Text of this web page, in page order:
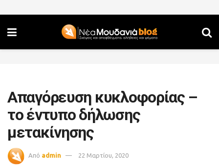
Απαγόρευση κυκλοφορίας –
το έντυπο δήλωσης
μετακίνησης
Από admin 22 Μαρτίου, 2020